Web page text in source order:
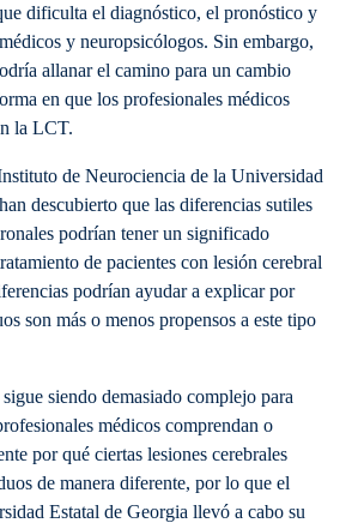
dificulta el diagnóstico, el pronóstico y
y neuropsicólogos. Sin embargo,
allanar el camino para un cambio
en que los profesionales médicos
la LCT.
de Neurociencia de la Universidad
descubierto que las diferencias sutiles
podrían tener un significado
de pacientes con lesión cerebral
podrían ayudar a explicar por
son más o menos propensos a este tipo
siendo demasiado complejo para
médicos comprendan o
por qué ciertas lesiones cerebrales
de manera diferente, por lo que el
Estatal de Georgia llevó a cabo su